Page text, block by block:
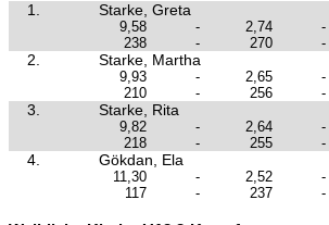
1. Starke, Greta
9,58 - 2,74 -
238
- 270 -
2. Starke, Martha
9,93 - 2,65 -
210
- 256 -
3. Starke, Rita
9,82 - 2,64 -
218
- 255 -
4. Gökdan, Ela
11,30 - 2,52 -
117
- 237 -